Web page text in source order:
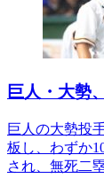
巨人・大勢
巨人の大勢投
板し、わずか
され、無死二